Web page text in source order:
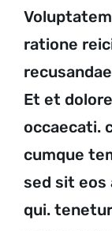
ratione
Et et
occaecati.
cumque
sed sit eos
qui.